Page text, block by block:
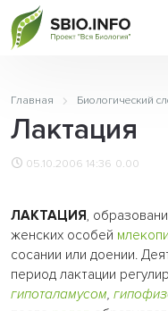
Главная Биологический
Лактация
05.10.2006 14:36 0.00
ЛАКТАЦИЯ,
женских особей
сосании или доении.
период лактации
гипоталамусом,